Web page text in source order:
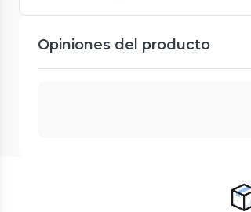
Opiniones del producto